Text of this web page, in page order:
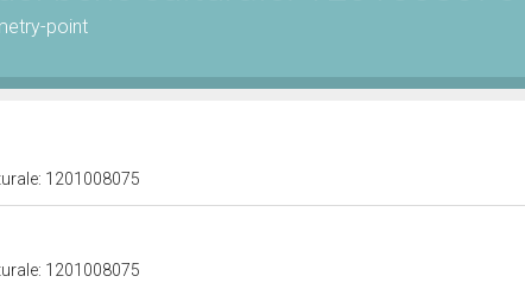
point
1201008075
1201008075